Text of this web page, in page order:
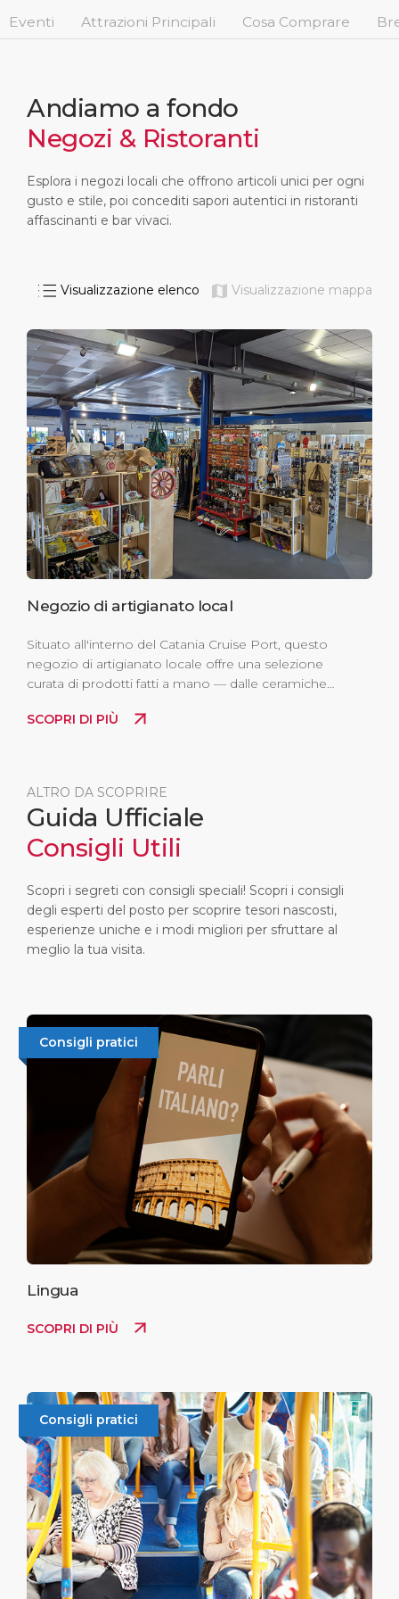
Brevi escursioni
Negozi & Ristoranti
Festività Nazionali
Salute, Sicurezza & Ambiente
Carriere
Contatti
PORTO
DESTINAZIONE
Eventi Attrazioni Principali Cosa Comprare
Andiamo a fondo
Negozi & Ristoranti
Esplora i negozi locali che offrono articoli unici per ogni
gusto e stile, poi concediti sapori autentici in ristoranti
affascinanti e bar vivaci.
Visualizzazione elenco Visualizzazione mappa
Negozio di artigianato local
Situato all'interno del Catania Cruise Port, questo
negozio di artigianato locale offre una selezione
curata di prodotti fatti a mano — dalle ceramiche
saponi naturali. Una tappa perfetta per portare
SCOPRI DI PIÙ
ALTRO DA SCOPRIRE
Guida Ufficiale
Consigli Utili
Scopri i segreti con consigli speciali! Scopri i consigli
degli esperti del posto per scoprire tesori nascosti,
esperienze uniche e i modi migliori per sfruttare al
meglio la tua visita.
Consigli pratici
Lingua
SCOPRI DI PIÙ
Consigli pratici